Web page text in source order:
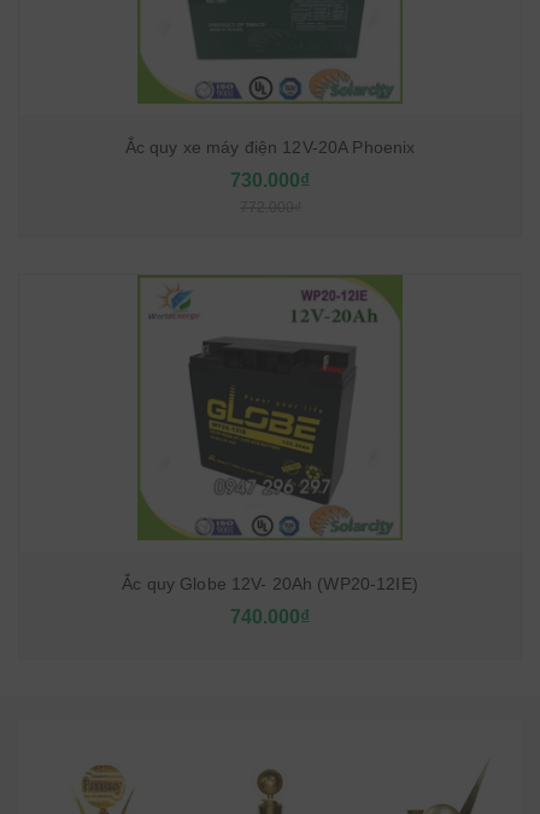
Ắc quy xe máy điện 12V-20A Phoenix
730.000₫
Ắc quy Globe 12V- 20Ah (WP20-12IE)
740.000₫